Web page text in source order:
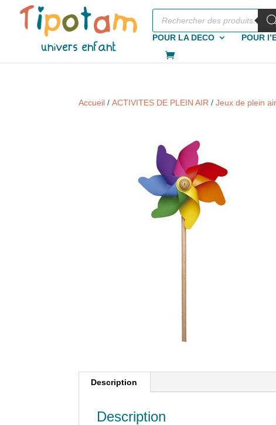
Recherche
produits
POUR LA DECO
POUR
Accueil /ACTIVITES DE PLEIN AIR /Jeux de plein air
Description
Description